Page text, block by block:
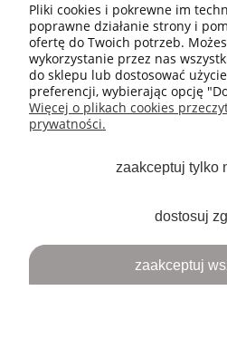
MOJE
PŁATNOŚCI I
pokaż pełną
Pliki cookies i pokrewne im
poprawne działanie strony i
ofertę do Twoich potrzeb.
wykorzystanie przez nas
do sklepu lub dostosować
preferencji, wybierając opcję
Więcej o plikach cookies
prywatności.
zaakceptuj tylko
dostosuj
zaakceptuj